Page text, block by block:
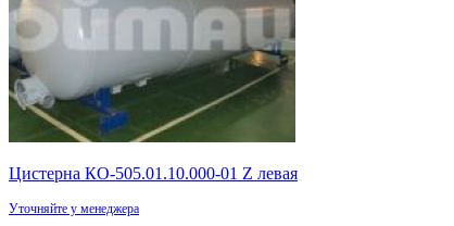
Цистерна КО-505.01.10.000-01 Z левая
Уточняйте у менеджера